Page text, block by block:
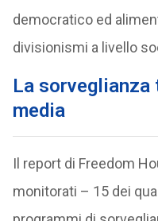
democratico ed
divisionismi a livello
La sorveglianza
media
Il report di Freedom
monitorati – 15 dei